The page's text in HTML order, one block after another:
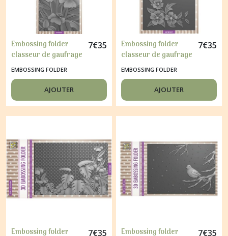
Embossing folder
classeur de gaufrage
10 x 21 cm LILIES 48
7€35
EMBOSSING FOLDER
AJOUTER
Embossing folder
classeur de gaufrage
10,5 x 14,8 cm
FLOWER CORNER 057
7€35
EMBOSSING FOLDER
AJOUTER
Embossing folder
7€35
Embossing folder
7€35